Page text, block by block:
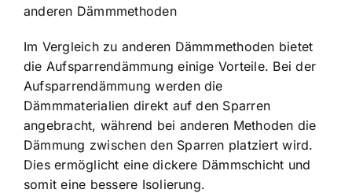
anderen Dämmmethoden
Im Vergleich zu anderen Dämmmethoden bietet
die Aufsparrendämmung einige Vorteile. Bei der
Aufsparrendämmung werden die
Dämmmaterialien direkt auf den Sparren
angebracht, während bei anderen Methoden die
Dämmung zwischen den Sparren platziert wird.
Dies ermöglicht eine dickere Dämmschicht und
somit eine bessere Isolierung.